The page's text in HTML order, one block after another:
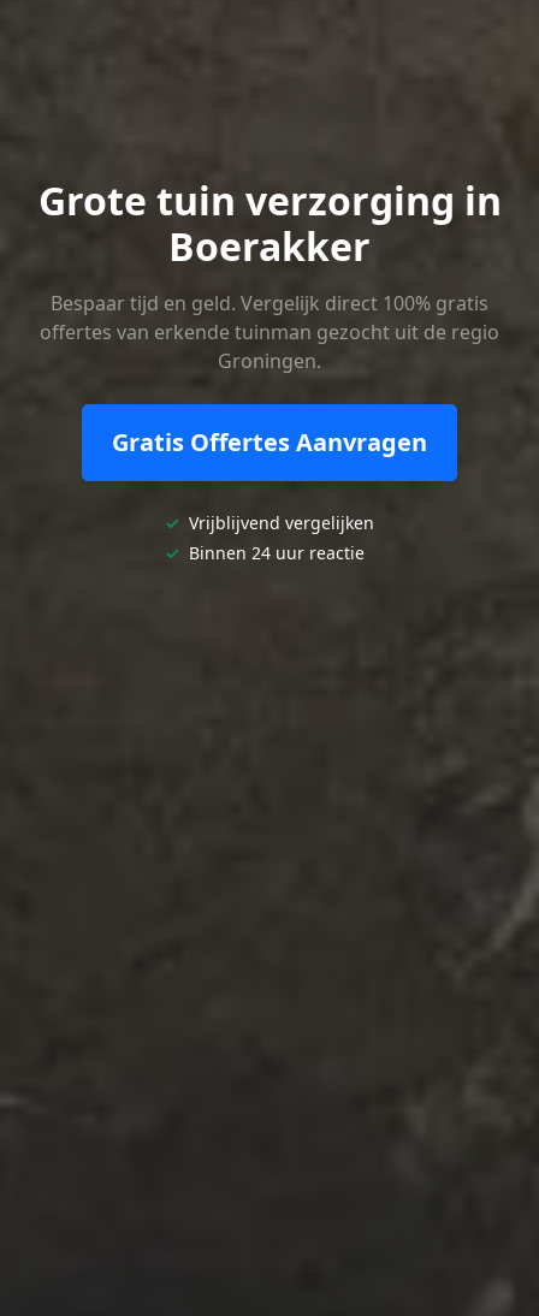
Grote tuin verzorging in
Boerakker
Bespaar tijd en geld. Vergelijk direct 100% gratis
offertes van erkende tuinman gezocht uit de regio
Groningen.
Gratis Offertes Aanvragen
✓ Vrijblijvend vergelijken
✓ Binnen 24 uur reactie